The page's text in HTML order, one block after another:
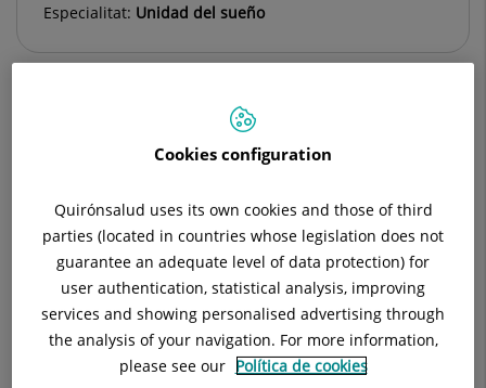
Especialitat: Unidad del sueño
Equip Mèdic
Cap de Servei
Raidili Cristina Mateo Montero
FACULTATIU ESPECIALISTA NEUROFISIOLOGIA
CLÍNICA
Cookies configuration
Quirónsalud uses its own cookies and those of third
parties (located in countries whose legislation does not
guarantee an adequate level of data protection) for
user authentication, statistical analysis, improving
services and showing personalised advertising through
the analysis of your navigation. For more information,
please see our Política de cookies